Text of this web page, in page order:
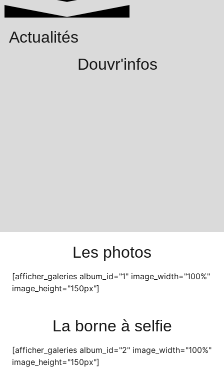
Actualités
Douvr'infos
Les photos
[afficher_galeries album_id="1" image_width="100%"
image_height="150px"]
La borne à selfie
[afficher_galeries album_id="2" image_width="100%"
image_height="150px"]